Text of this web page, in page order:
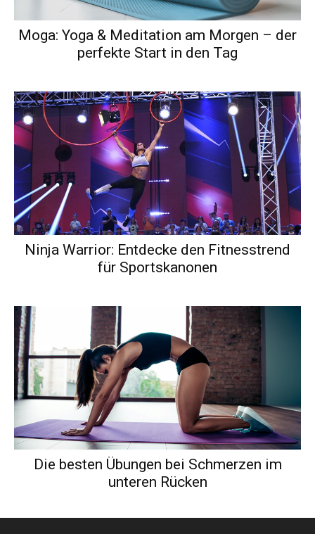
Moga: Yoga & Meditation am Morgen – der
perfekte Start in den Tag
Ninja Warrior: Entdecke den Fitnesstrend
für Sportskanonen
Die besten Übungen bei Schmerzen im
unteren Rücken